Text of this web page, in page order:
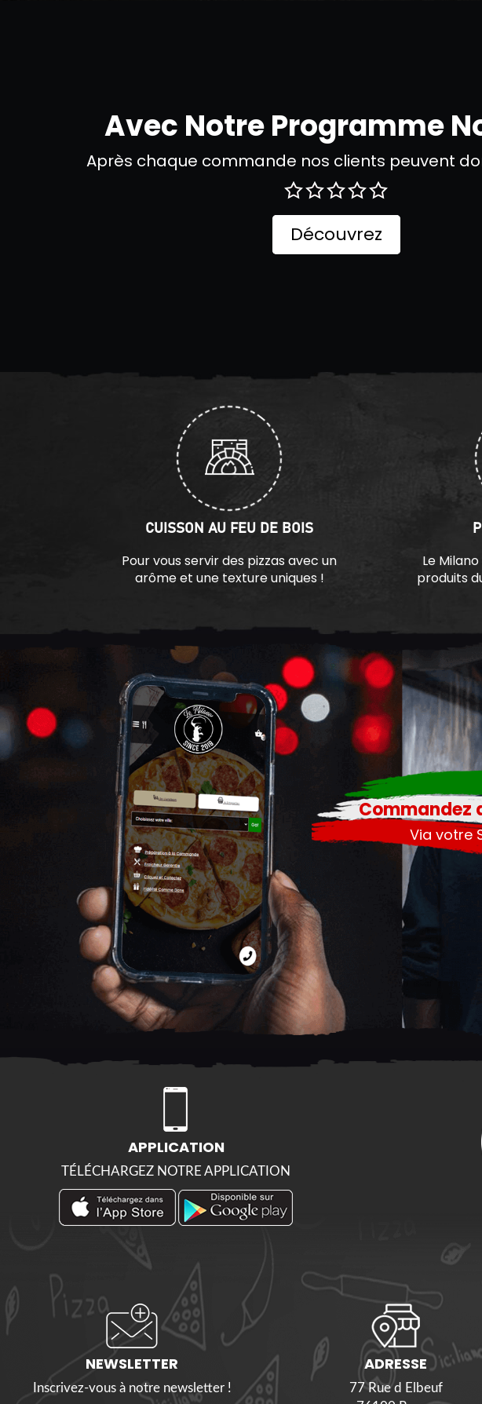
Avec Notre Programme
Après chaque commande nos clients peuvent
Découvrez
CUISSON AU FEU DE BOIS
Pour vous servir des pizzas avec un
arôme et une texture uniques !
Le
produits
Commandez
Via votre
APPLICATION
TÉLÉCHARGEZ NOTRE APPLICATION
NEWSLETTER
Inscrivez-vous à notre newsletter !
ADRESSE
77 Rue d Elbeuf